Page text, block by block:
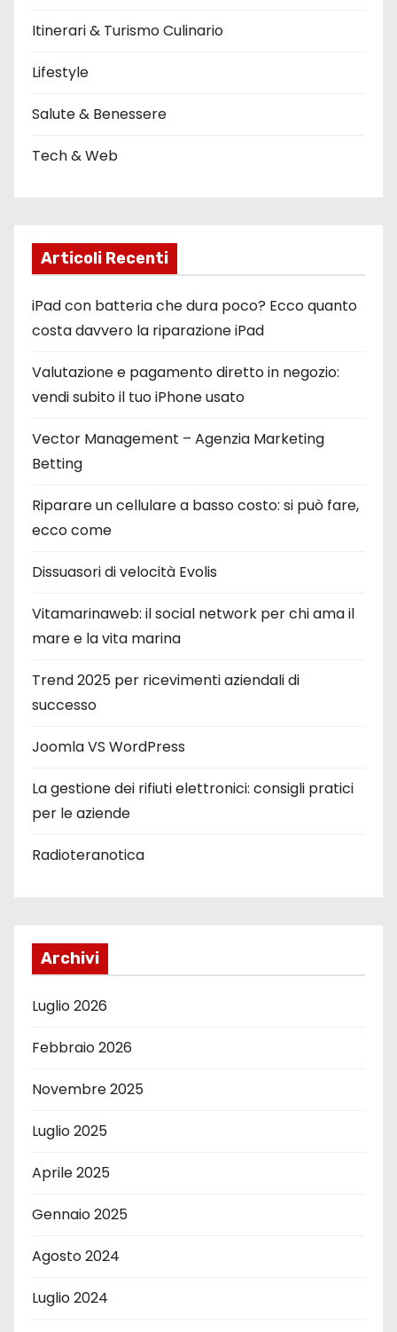
Itinerari & Turismo Culinario
Lifestyle
Salute & Benessere
Tech & Web
Articoli Recenti
iPad con batteria che dura poco? Ecco quanto
costa davvero la riparazione iPad
Valutazione e pagamento diretto in negozio:
vendi subito il tuo iPhone usato
Vector Management – Agenzia Marketing
Betting
Riparare un cellulare a basso costo: si può fare,
ecco come
Dissuasori di velocità Evolis
Vitamarinaweb: il social network per chi ama il
mare e la vita marina
Trend 2025 per ricevimenti aziendali di
successo
Joomla VS WordPress
La gestione dei rifiuti elettronici: consigli pratici
per le aziende
Radioteranotica
Archivi
Luglio 2026
Febbraio 2026
Novembre 2025
Luglio 2025
Aprile 2025
Gennaio 2025
Agosto 2024
Luglio 2024